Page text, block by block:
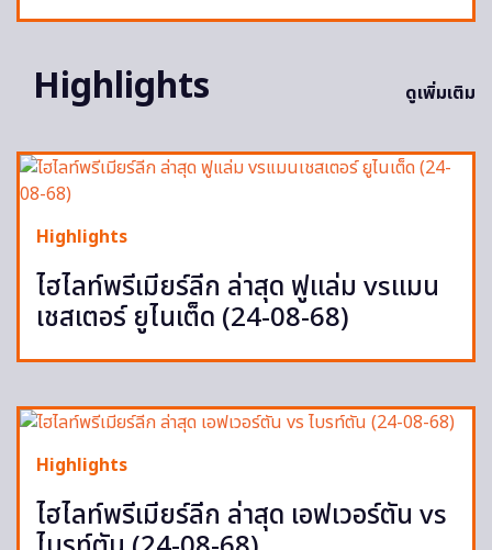
Highlights ดูเพิ่มเติม
Highlights
ไฮไลท์พรีเมียร์ลีก ล่าสุด ฟูแล่ม vsแมน
เชสเตอร์ ยูไนเต็ด (24-08-68)
Highlights
ไฮไลท์พรีเมียร์ลีก ล่าสุด เอฟเวอร์ตัน vs